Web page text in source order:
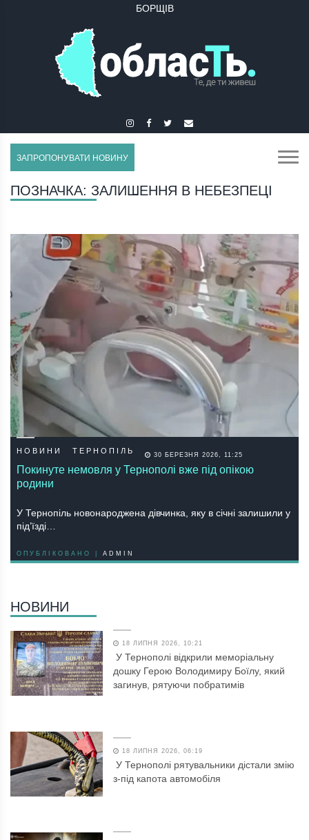
БОРЩІВ
ЗАПРОПОНУВАТИ НОВИНУ
ПОЗНАЧКА: ЗАЛИШЕННЯ В НЕБЕЗПЕЦІ
НОВИНИ ТЕРНОПІЛЬ 30 БЕРЕЗНЯ 2026, 11:25
Покинуте немовля у Тернополі вже під опікою
родини
У Тернопіль новонароджена дівчинка, яку в січні залишили у
під’їзді…
ОПУБЛІКОВАНО | ADMIN
НОВИНИ
18 ЛИПНЯ 2026, 10:21
У Тернополі відкрили меморіальну
дошку Герою Володимиру Боїлу, який
загинув, рятуючи побратимів
18 ЛИПНЯ 2026, 06:19
У Тернополі рятувальники дістали змію
з-під капота автомобіля